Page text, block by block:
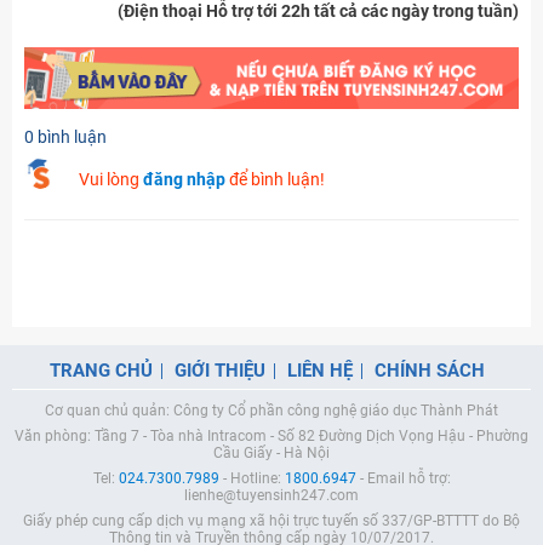
(Điện thoại Hỗ trợ tới 22h tất cả các ngày trong tuần)
0 bình luận
Vui lòng đăng nhậpđể bình luận!
TRANG CHỦ GIỚI THIỆU LIÊN HỆ CHÍNH SÁCH
Cơ quan chủ quản: Công ty Cổ phần công nghệ giáo dục Thành Phát
Văn phòng: Tầng 7 - Tòa nhà Intracom - Số 82 Đường Dịch Vọng Hậu - Phường
Cầu Giấy - Hà Nội
Tel: 024.7300.7989 - Hotline: 1800.6947- Email hỗ trợ:
lienhe@tuyensinh247.com
Giấy phép cung cấp dịch vụ mạng xã hội trực tuyến số 337/GP-BTTTT do Bộ
Thông tin và Truyền thông cấp ngày 10/07/2017.